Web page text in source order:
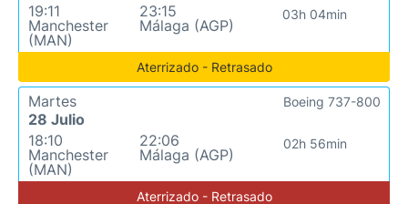
19:11
Manchester
(MAN)
23:15
Málaga (AGP)
03h 04min
Aterrizado - Retrasado
Martes
28 Julio
18:10
Manchester
(MAN)
22:06
Málaga (AGP)
02h 56min
Boeing 737-800
Aterrizado - Retrasado